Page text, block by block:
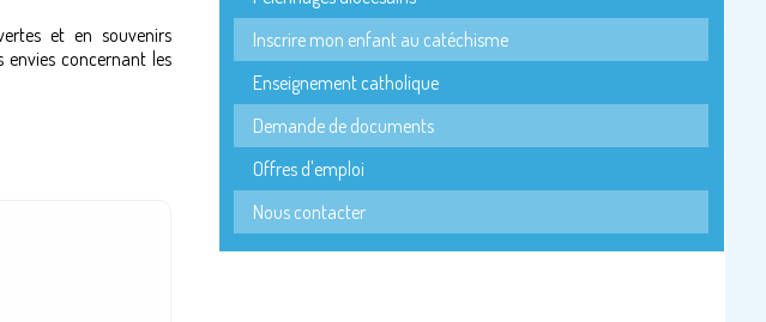
et en souvenirs
envies concernant les
Inscrire mon enfant au catéchisme
Enseignement catholique
Demande de documents
Offres d'emploi
Nous contacter